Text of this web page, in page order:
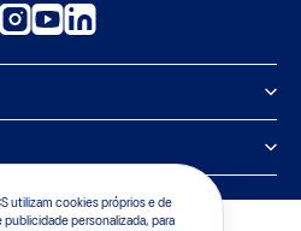
utilizam cookies próprios e de
publicidade personalizada, para